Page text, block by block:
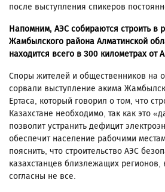
после выступления спикеров
Напомним, АЭС собираются строить в
Жамбылского района Алматинской
находится всего в 300 километрах от
Споры жителей и общественников на
сорвали выступление акима
Ертаса, который говорил о том, что
Казахстане необходимо, так как это
позволит устранить дефицит
обеспечит население рабочими
пояснить, что строительство АЭС
казахстанцев близлежащих регионов,
согласны не все.